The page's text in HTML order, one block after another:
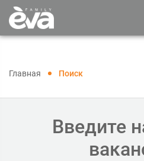
Главная Поиск
Введите